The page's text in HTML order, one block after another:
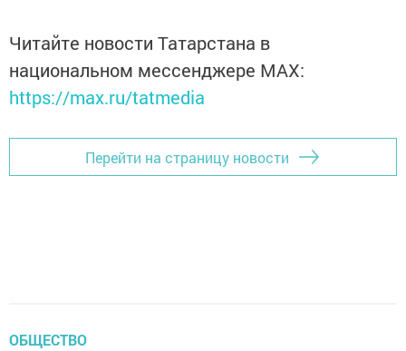
Читайте новости Татарстана в
национальном мессенджере MАХ:
https://max.ru/tatmedia
Перейти на страницу новости
ОБЩЕСТВО